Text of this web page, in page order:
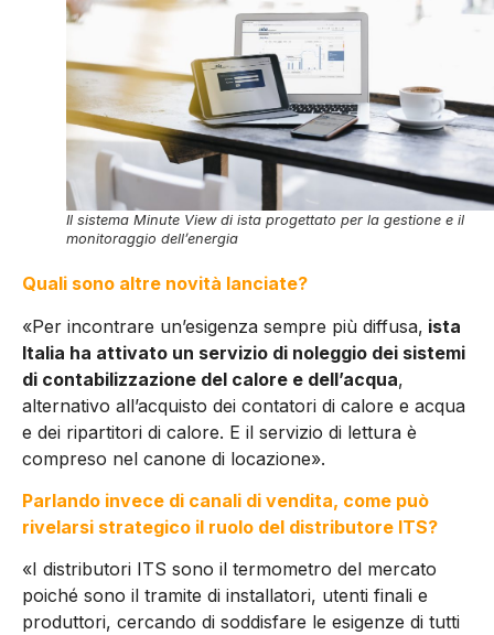
Il sistema Minute View di ista progettato per la gestione e il
monitoraggio dell’energia
Quali sono altre novità lanciate?
«Per incontrare un’esigenza sempre più diffusa, ista
Italia ha attivato un servizio di noleggio dei sistemi
di contabilizzazione del calore e dell’acqua,
alternativo all’acquisto dei contatori di calore e acqua
e dei ripartitori di calore. E il servizio di lettura è
compreso nel canone di locazione».
Parlando invece di canali di vendita, come può
rivelarsi strategico il ruolo del distributore ITS?
«I distributori ITS sono il termometro del mercato
poiché sono il tramite di installatori, utenti finali e
produttori, cercando di soddisfare le esigenze di tutti